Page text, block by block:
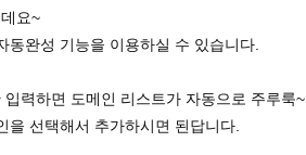
요~
완성 기능을 이용하실 수 있습니다.
력하면 도메인 리스트가 자동으로 주루룩~
선택해서 추가하시면 된답니다.